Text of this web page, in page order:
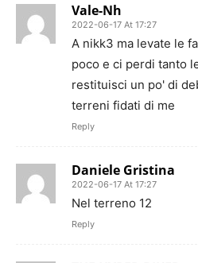
Vale-Nh
2022-06-17 At 17:27
A nikk3 ma levate le
poco e ci perdi tanto
restituisci un po' di
terreni fidati di me
Reply
Daniele Gristina
2022-06-17 At 17:27
Nel terreno 12
Reply